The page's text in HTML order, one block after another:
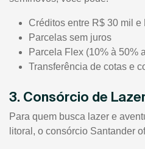
Créditos entre R$ 30 mil e
Parcelas sem juros
Parcela Flex (10% à 50%
Transferência de cotas e
3. Consórcio de
Para quem busca lazer e
litoral, o consórcio Santander